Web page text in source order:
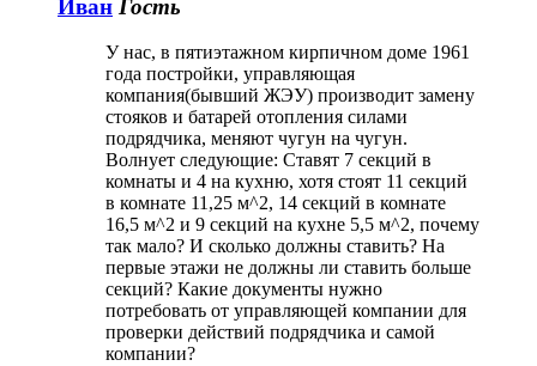
Иван Гость
У нас, в пятиэтажном кирпичном доме 1961
года постройки, управляющая
компания(бывший ЖЭУ) производит замену
стояков и батарей отопления силами
подрядчика, меняют чугун на чугун.
Волнует следующие: Ставят 7 секций в
комнаты и 4 на кухню, хотя стоят 11 секций
в комнате 11,25 м^2, 14 секций в комнате
16,5 м^2 и 9 секций на кухне 5,5 м^2, почему
так мало? И сколько должны ставить? На
первые этажи не должны ли ставить больше
секций? Какие документы нужно
потребовать от управляющей компании для
проверки действий подрядчика и самой
компании?